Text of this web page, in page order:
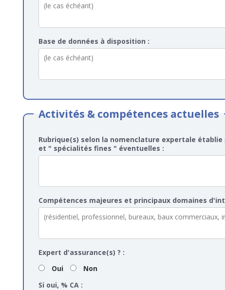
Base de données à disposition :
Activités & compétences actuelles
Rubrique(s) selon la nomenclature expertale
et " spécialités fines " éventuelles :
Compétences majeures et principaux domaines
Expert d'assurance(s) ? :
Oui
Non
Si oui, % CA :